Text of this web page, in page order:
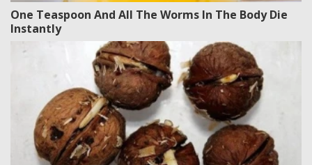
One Teaspoon And All The Worms In The Body Die
Instantly